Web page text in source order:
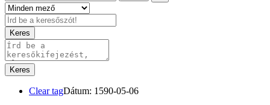
Keres
Keres
Clear tagDátum: 1590-05-06